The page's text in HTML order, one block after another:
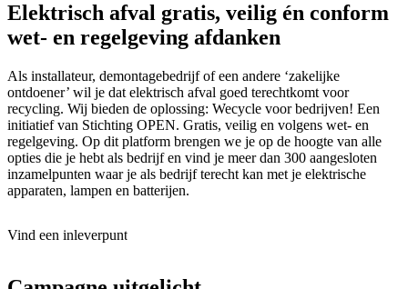
Elektrisch afval gratis, veilig én conform
wet- en regelgeving afdanken
Als installateur, demontagebedrijf of een andere ‘zakelijke
ontdoener’ wil je dat elektrisch afval goed terechtkomt voor
recycling. Wij bieden de oplossing: Wecycle voor bedrijven! Een
initiatief van Stichting OPEN. Gratis, veilig en volgens wet- en
regelgeving. Op dit platform brengen we je op de hoogte van alle
opties die je hebt als bedrijf en vind je meer dan 300 aangesloten
inzamelpunten waar je als bedrijf terecht kan met je elektrische
apparaten, lampen en batterijen.
Vind een inleverpunt